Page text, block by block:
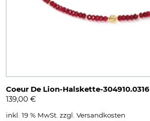
Coeur De Lion-Halskette-304910.0316
139,00 €
inkl. 19 % MwSt. zzgl. Versandkosten